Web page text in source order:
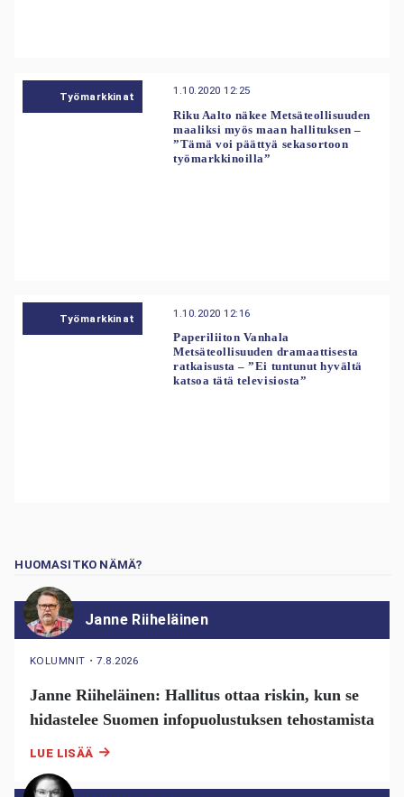
Työmarkkinat 1.10.2020 12:25
Riku Aalto näkee Metsäteollisuuden
maaliksi myös maan hallituksen –
”Tämä voi päättyä sekasortoon
työmarkkinoilla”
Työmarkkinat 1.10.2020 12:16
Paperiliiton Vanhala
Metsäteollisuuden dramaattisesta
ratkaisusta – ”Ei tuntunut hyvältä
katsoa tätä televisiosta”
HUOMASITKO NÄMÄ?
Janne Riiheläinen
KOLUMNIT ・7.8.2026
Janne Riiheläinen: Hallitus ottaa riskin, kun se
hidastelee Suomen infopuolustuksen tehostamista
LUE LISÄÄ